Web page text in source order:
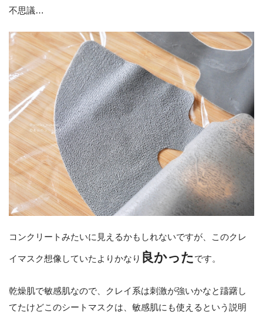
不思議…
コンクリートみたいに見えるかもしれないですが、このクレ
イマスク想像していたよりかなり 良かった です。
乾燥肌で敏感肌なので、クレイ系は刺激が強いかなと躊躇し
てたけどこのシートマスクは、敏感肌にも使えるという説明